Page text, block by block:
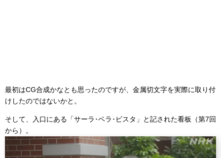
最初はCG合成かなとも思ったのですが、金属切文字を実際に取り付
けしたのではないかと。
そして、入口にある「サーラ･ベラ･ビスタ」と記された看板（第7回
から）。